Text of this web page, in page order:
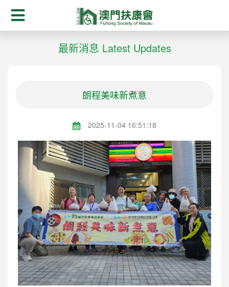
最新消息 Latest Updates
朗程美味新煮意
2025-11-04 16:51:18